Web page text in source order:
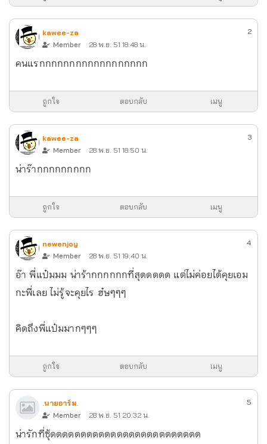
kawee-za
Member
28 พ.ย. 51 18:48 น.
2
คนแรกกกกกกกกกกกกกกกกกก
ถูกใจ ตอบกลับ เมนู
kawee-za
Member
28 พ.ย. 51 18:50 น.
3
น่าร๊ากกกกกกกกก
ถูกใจ ตอบกลับ เมนู
newenjoy
Member
28 พ.ย. 51 19:40 น.
4
อ๊า พี่แป๋มมม น่าร้ากกกกกกที่สุดดดดด แต่ไม่ค่อยได้คุยเอม
กะพี่เลย ไม่รู้จะคุยไร ฮ๋ษๆๆๆ
คิดถึงพี่แป๋มมากๆๆๆ
ถูกใจ ตอบกลับ เมนู
.นายอาร์ม.
Member
28 พ.ย. 51 20:32 น.
5
น่ารักที่ซุ้ดดดดดดดดดดดดดดดดดดดดดดดดด